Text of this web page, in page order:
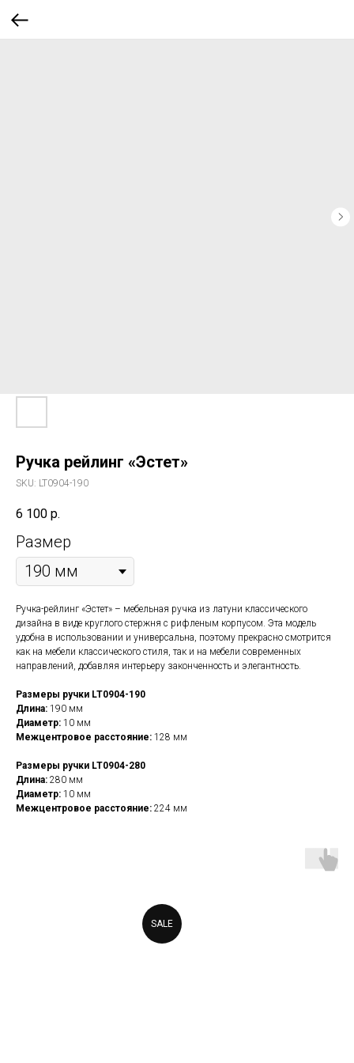
Ручка рейлинг «Эстет»
SKU: LT0904-190
6 100 р.
Размер
Ручка-рейлинг «Эстет» – мебельная ручка из латуни классического
дизайна в виде круглого стержня с рифленым корпусом. Эта модель
удобна в использовании и универсальна, поэтому прекрасно смотрится
как на мебели классического стиля, так и на мебели современных
направлений, добавляя интерьеру законченность и элегантность.
Размеры ручки LT0904-190
Длина: 190 мм
Диаметр: 10 мм
Межцентровое расстояние: 128 мм
Размеры ручки LT0904-280
Длина: 280 мм
Диаметр: 10 мм
Межцентровое расстояние: 224 мм
SALE